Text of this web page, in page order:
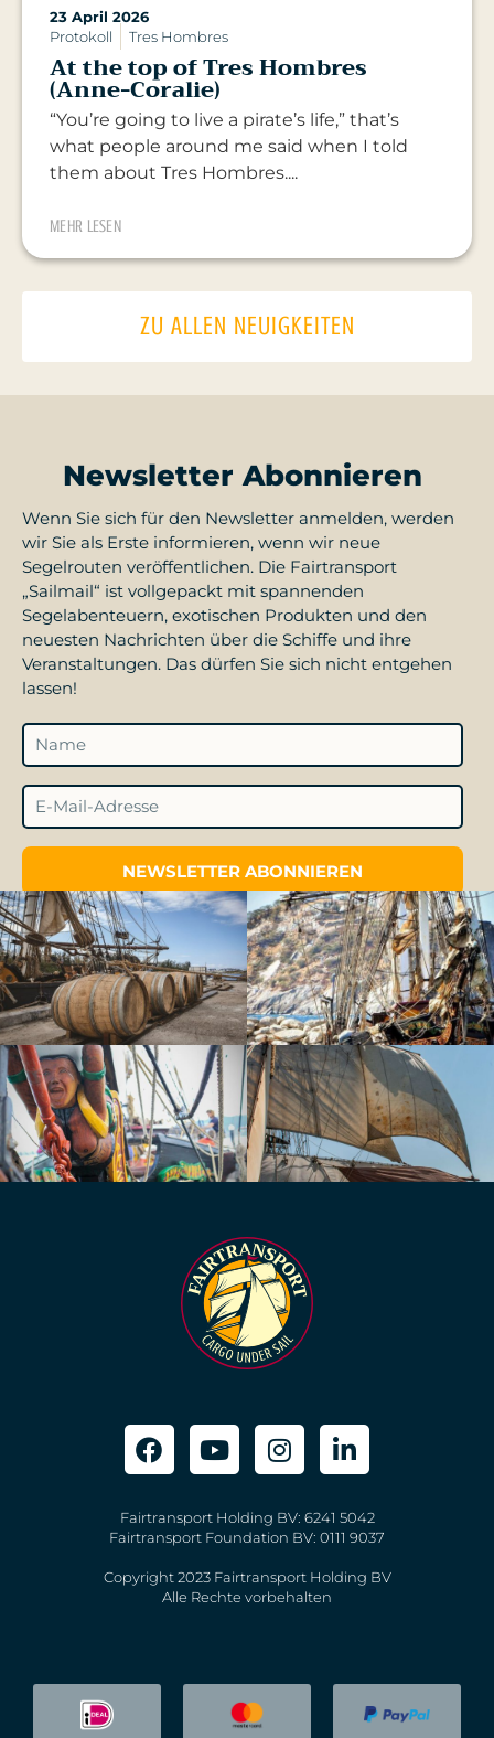
23 April 2026
Protokoll
Tres Hombres
At the top of Tres Hombres
(Anne-Coralie)
“You’re going to live a pirate’s life,” that’s
what people around me said when I told
them about Tres Hombres....
MEHR LESEN
ZU ALLEN NEUIGKEITEN
Newsletter Abonnieren
Wenn Sie sich für den Newsletter anmelden, werden
wir Sie als Erste informieren, wenn wir neue
Segelrouten veröffentlichen. Die Fairtransport
„Sailmail“ ist vollgepackt mit spannenden
Segelabenteuern, exotischen Produkten und den
neuesten Nachrichten über die Schiffe und ihre
Veranstaltungen. Das dürfen Sie sich nicht entgehen
lassen!
NEWSLETTER ABONNIEREN
Fairtransport Holding BV: 6241 5042
Fairtransport Foundation BV: 0111 9037
Copyright 2023 Fairtransport Holding BV
Alle Rechte vorbehalten